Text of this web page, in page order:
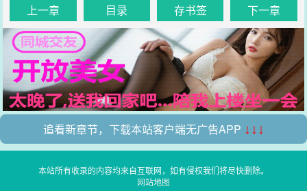
上一章 目录 存书签 下一章
追看新章节，下载本站客户端无广告APP ↓↓↓
本站所有收录的内容均来自互联网，如有侵权我们将尽快删除。
网站地图